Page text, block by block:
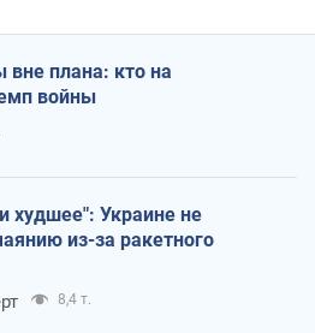
вне плана: кто на
войны
Украине не
из-за ракетного
8,4 т.